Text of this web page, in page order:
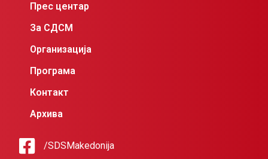
Прес центар
За СДСМ
Организација
Програма
Контакт
Архива
/SDSMakedonija